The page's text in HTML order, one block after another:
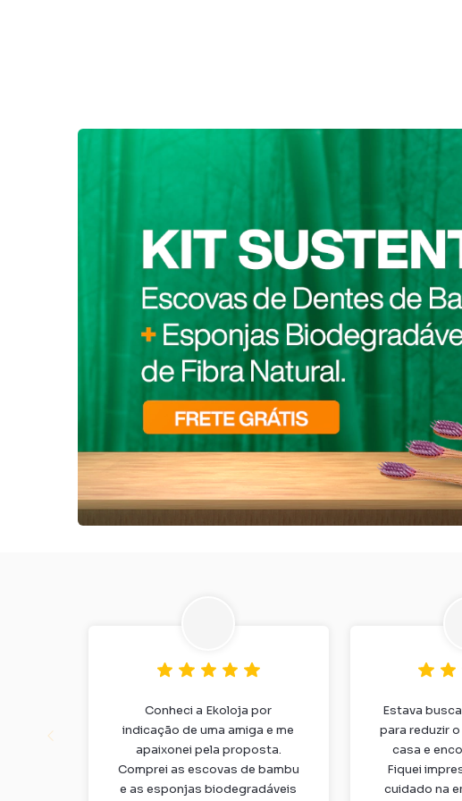
Conheci a Ekoloja por
indicação de uma amiga e me
apaixonei pela proposta.
Comprei as escovas de bambu
e as esponjas biodegradáveis
Estava
para reduzir
casa e
Fiquei
cuidado na